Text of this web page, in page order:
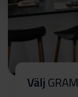
VäljGRAM